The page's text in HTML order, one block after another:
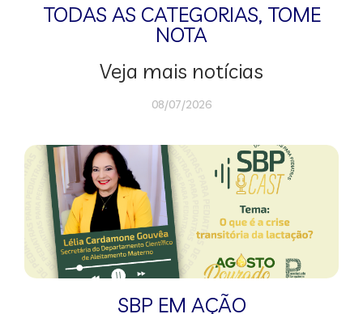
TODAS AS CATEGORIAS, TOME
NOTA
Veja mais notícias
08/07/2026
SBP EM AÇÃO